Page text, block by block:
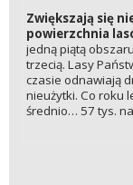
Zwiększają się
powierzchnia
jedną piątą
trzecią. Lasy
czasie odnawiają
nieużytki. Co roku
średnio… 57 tys.